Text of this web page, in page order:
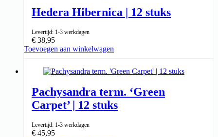
Hedera Hibernica | 12 stuks
Levertijd: 1-3 werkdagen
€ 38,95
Toevoegen aan winkelwagen
Pachysandra term. ‘Green
Carpet’ | 12 stuks
Levertijd: 1-3 werkdagen
€ 45,95